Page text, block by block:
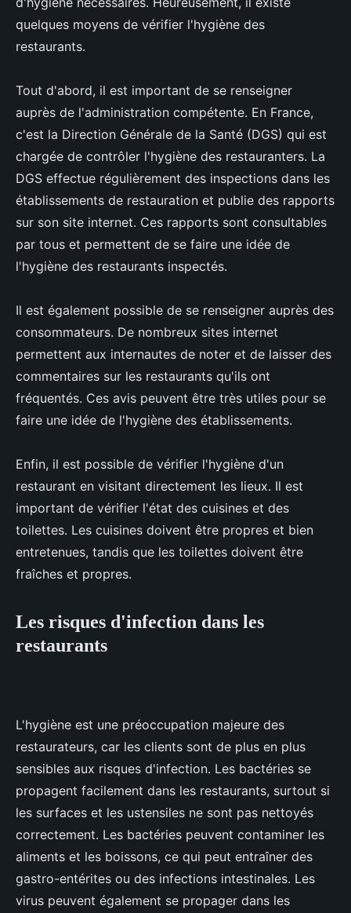
quelques moyens de vérifier l'hygiène des
restaurants.
Tout d'abord, il est important de se renseigner
auprès de l'administration compétente. En France,
c'est la Direction Générale de la Santé (DGS) qui est
chargée de contrôler l'hygiène des restauranters. La
DGS effectue régulièrement des inspections dans les
établissements de restauration et publie des rapports
sur son site internet. Ces rapports sont consultables
par tous et permettent de se faire une idée de
l'hygiène des restaurants inspectés.
Il est également possible de se renseigner auprès des
consommateurs. De nombreux sites internet
permettent aux internautes de noter et de laisser des
commentaires sur les restaurants qu'ils ont
fréquentés. Ces avis peuvent être très utiles pour se
faire une idée de l'hygiène des établissements.
Enfin, il est possible de vérifier l'hygiène d'un
restaurant en visitant directement les lieux. Il est
important de vérifier l'état des cuisines et des
toilettes. Les cuisines doivent être propres et bien
entretenues, tandis que les toilettes doivent être
fraîches et propres.
Les risques d'infection dans les
restaurants
L'hygiène est une préoccupation majeure des
restaurateurs, car les clients sont de plus en plus
sensibles aux risques d'infection. Les bactéries se
propagent facilement dans les restaurants, surtout si
les surfaces et les ustensiles ne sont pas nettoyés
correctement. Les bactéries peuvent contaminer les
aliments et les boissons, ce qui peut entraîner des
gastro-entérites ou des infections intestinales. Les
virus peuvent également se propager dans les